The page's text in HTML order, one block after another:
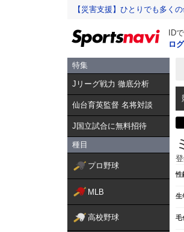
【災害支援】ひとりでも多く
ID
ロ
特集
Jリーグ戦力 徹底分析
仙台育英監督 名将対談
J国立試合に無料招待
種目
プロ野球
MLB
高校野球
性
生
毛